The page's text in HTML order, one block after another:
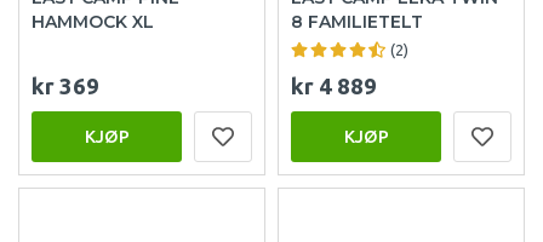
HAMMOCK XL
kr 369
KJØP
8 FAMILIETELT
(2)
kr 4 889
KJØP